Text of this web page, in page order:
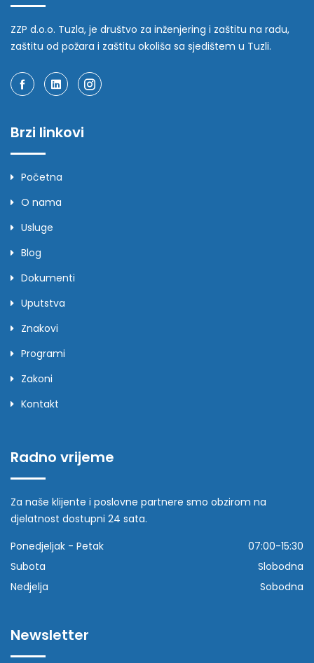
ZZP d.o.o. Tuzla, je društvo za inženjering i zaštitu na radu,
zaštitu od požara i zaštitu okoliša sa sjedištem u Tuzli.
Brzi linkovi
Početna
O nama
Usluge
Blog
Dokumenti
Uputstva
Znakovi
Programi
Zakoni
Kontakt
Radno vrijeme
Za naše klijente i poslovne partnere smo obzirom na
djelatnost dostupni 24 sata.
Ponedjeljak - Petak
07:00-15:30
Subota
Slobodna
Nedjelja
Sobodna
Newsletter